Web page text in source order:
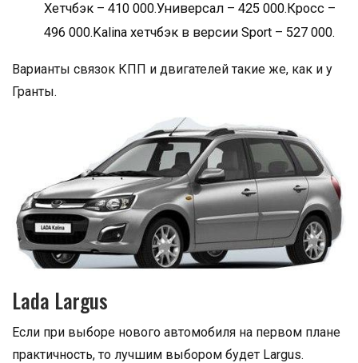
Хетчбэк – 410 000.Универсал – 425 000.Кросс –
496 000.Kalina хетчбэк в версии Sport – 527 000.
Варианты связок КПП и двигателей такие же, как и у
Гранты.
Lada Largus
Если при выборе нового автомобиля на первом плане
практичность, то лучшим выбором будет Largus.